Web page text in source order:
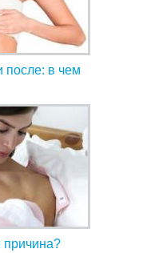
после: в чем
причина?